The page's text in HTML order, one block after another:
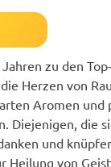
zu den
Herzen von
Aromen und
Diejenigen, die
und
Heilung von